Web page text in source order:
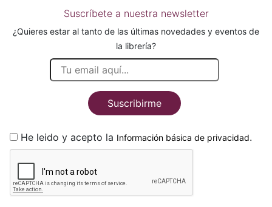
Suscríbete a nuestra newsletter
¿Quieres estar al tanto de las últimas novedades y eventos de
la librería?
Suscribirme
He leido y acepto la Información básica de privacidad.